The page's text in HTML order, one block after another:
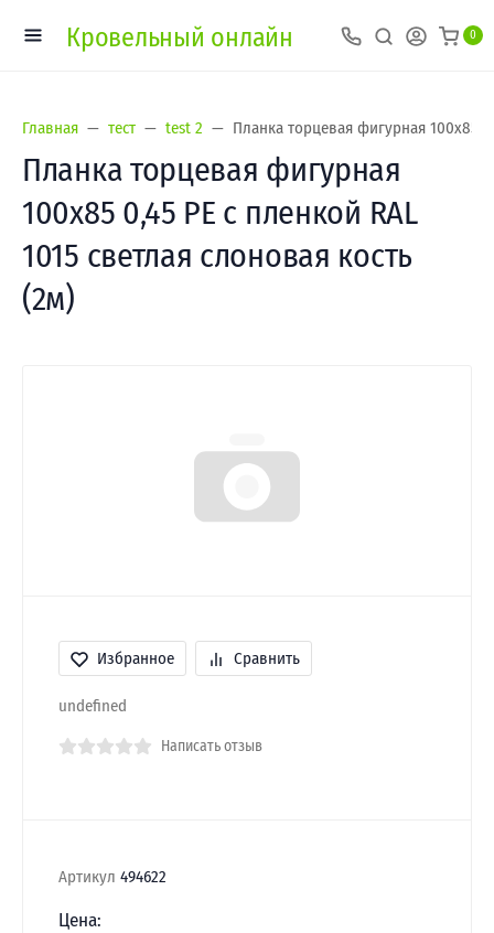
Кровельный онлайн 0
Главная тест test 2 Планка торцевая фигурная 100х85
Планка торцевая фигурная
100х85 0,45 PE с пленкой RAL
1015 светлая слоновая кость
(2м)
Избранное Сравнить
undefined
Написать отзыв
Артикул 494622
Цена: